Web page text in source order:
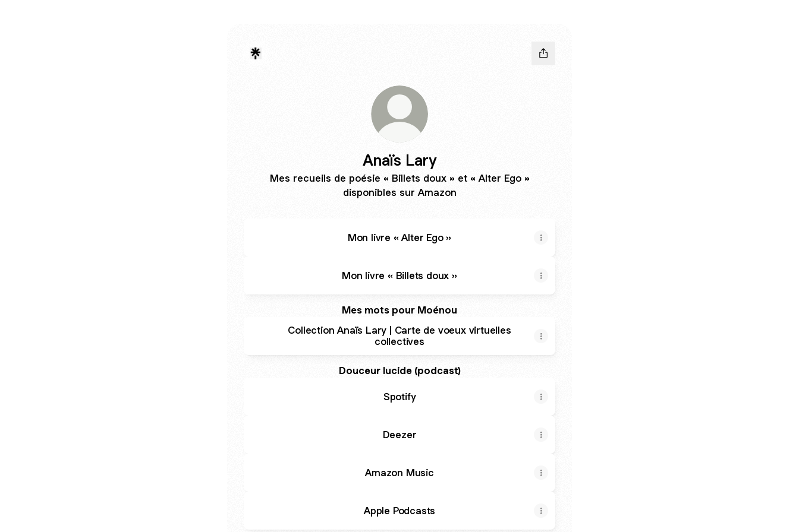
Anaïs Lary
Mes recueils de poésie « Billets doux » et « Alter Ego »
disponibles sur Amazon
Mon livre « Alter Ego »
Mon livre « Billets doux »
Mes mots pour Moénou
Collection Anaïs Lary | Carte de voeux virtuelles
collectives
Douceur lucide (podcast)
Spotify
Deezer
Amazon Music
Apple Podcasts